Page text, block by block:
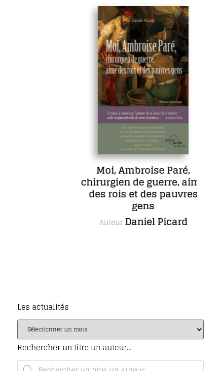
Moi, Ambroise Paré,
chirurgien de guerre, aimé
des rois et des pauvres
gens
AuteurDaniel Picard
Les actualités
Rechercher un titre un auteur…